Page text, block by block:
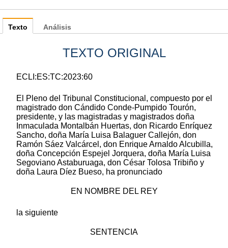
Texto
TEXTO ORIGINAL
ECLI:ES:TC:2023:60
El Pleno del Tribunal Constitucional, compuesto por el
magistrado don Cándido Conde-Pumpido Tourón,
presidente, y las magistradas y magistrados doña
Inmaculada Montalbán Huertas, don Ricardo Enríquez
Sancho, doña María Luisa Balaguer Callejón, don
Ramón Sáez Valcárcel, don Enrique Arnaldo Alcubilla,
doña Concepción Espejel Jorquera, doña María Luisa
Segoviano Astaburuaga, don César Tolosa Tribiño y
doña Laura Díez Bueso, ha pronunciado
EN NOMBRE DEL REY
la siguiente
SENTENCIA
Análisis